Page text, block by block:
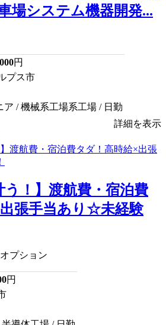
場システム機器開発...
円
プス市
ア / 機械系工場系工場 / 日勤
詳細を表示
う！】渡航費・宿泊費
張手当あり☆未経験
プション
円